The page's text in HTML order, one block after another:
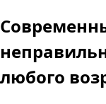
любого